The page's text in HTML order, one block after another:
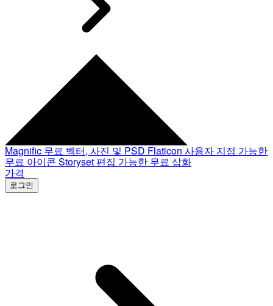
Magnific 무료 벡터, 사진 및 PSD Flaticon 사용자 지정 가능한
무료 아이콘 Storyset 편집 가능한 무료 삽화
가격
로그인